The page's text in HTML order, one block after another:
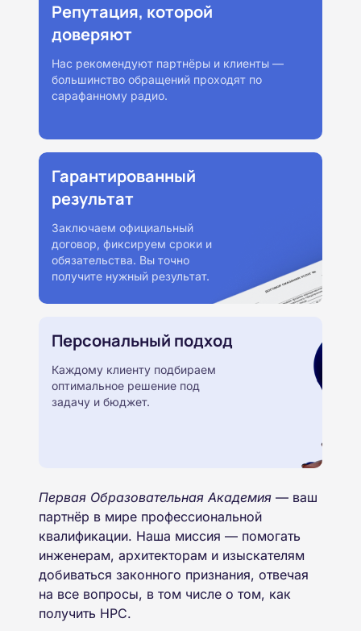
Репутация, которой
доверяют
Нас рекомендуют партнёры и клиенты —
большинство обращений проходят по
сарафанному радио.
Гарантированный
результат
Заключаем официальный
договор, фиксируем сроки и
обязательства. Вы точно
получите нужный результат.
Персональный подход
Каждому клиенту подбираем
оптимальное решение под
задачу и бюджет.
Первая Образовательная Академия — ваш
партнёр в мире профессиональной
квалификации. Наша миссия — помогать
инженерам, архитекторам и изыскателям
добиваться законного признания, отвечая
на все вопросы, в том числе о том, как
получить НРС.